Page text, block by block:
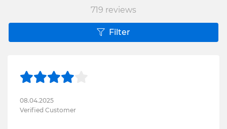
719 reviews
Filter
08.04.2025
Verified Customer